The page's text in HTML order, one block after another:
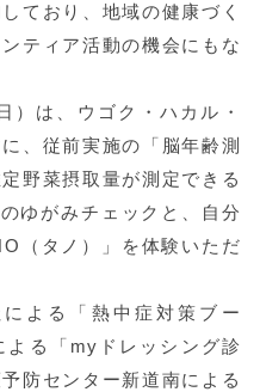
ており、地域の健康づく
ティア活動の機会にもな
は、ウゴク・ハカル・
、従前実施の「脳年齢測
野菜摂取量が測定できる
ゆがみチェックと、自分
（タノ）」を体験いただ
よる「熱中症対策ブー
よる「myドレッシング診
防センター新道南による